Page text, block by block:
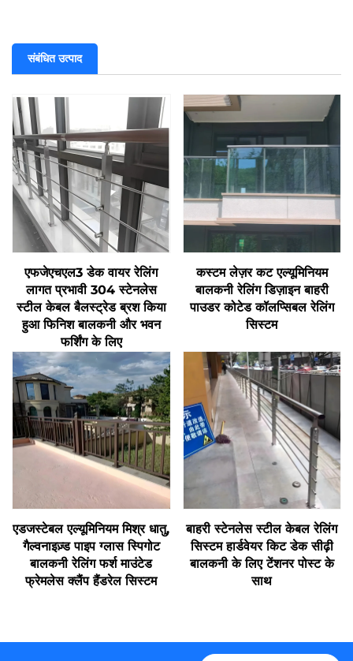
संबंधित उत्पाद
एफजेएचएल3 डेक वायर रेलिंग
लागत प्रभावी 304 स्टेनलेस
स्टील केबल बैलस्ट्रेड ब्रश किया
हुआ फिनिश बालकनी और भवन
फर्शिंग के लिए
कस्टम लेज़र कट एल्यूमिनियम
बालकनी रेलिंग डिज़ाइन बाहरी
पाउडर कोटेड कॉलप्सिबल रेलिंग
सिस्टम
एडजस्टेबल एल्यूमिनियम मिश्र धातु,
गैल्वनाइज़्ड पाइप ग्लास स्पिगोट
बालकनी रेलिंग फर्श माउंटेड
फ्रेमलेस क्लैंप हैंडरेल सिस्टम
बाहरी स्टेनलेस स्टील केबल रेलिंग
सिस्टम हार्डवेयर किट डेक सीढ़ी
बालकनी के लिए टेंशनर पोस्ट के
साथ